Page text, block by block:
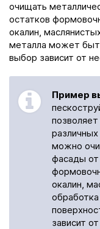
очищать
остатков
окалин,
металла может
выбор зависит от
Пример
можно
фасады
окалин,
зависит